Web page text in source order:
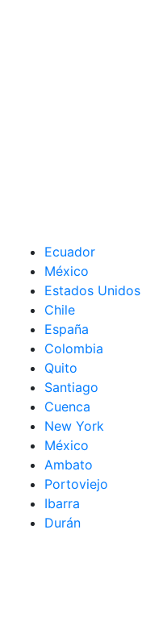
Ecuador
México
Estados Unidos
Chile
España
Colombia
Quito
Santiago
Cuenca
New York
México
Ambato
Portoviejo
Ibarra
Durán